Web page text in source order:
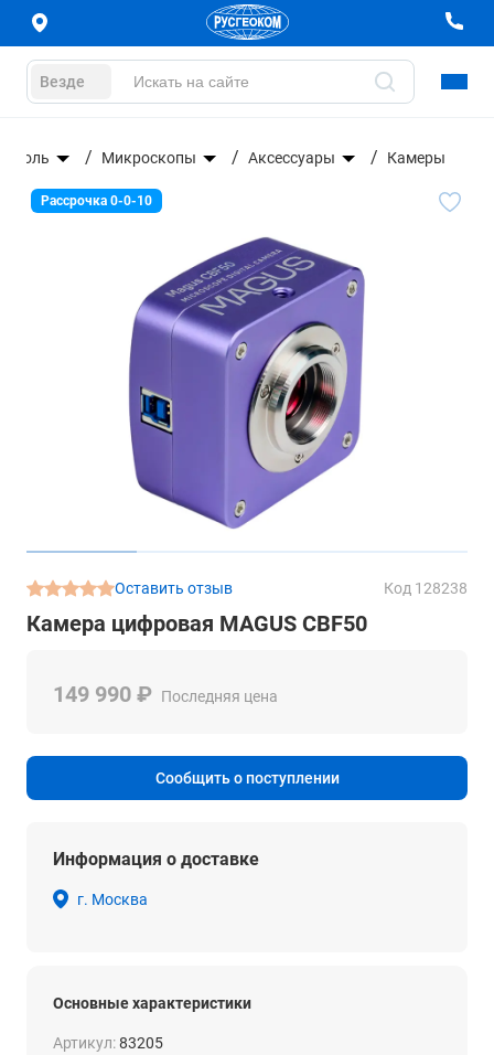
Везде
Микроскопы Аксессуары Камеры
Рассрочка 0-0-10
Оставить отзыв Код 128238
Камера цифровая MAGUS CBF50
149 990 ₽ Последняя цена
Сообщить о поступлении
Информация о доставке
г. Москва
Основные характеристики
Артикул:83205